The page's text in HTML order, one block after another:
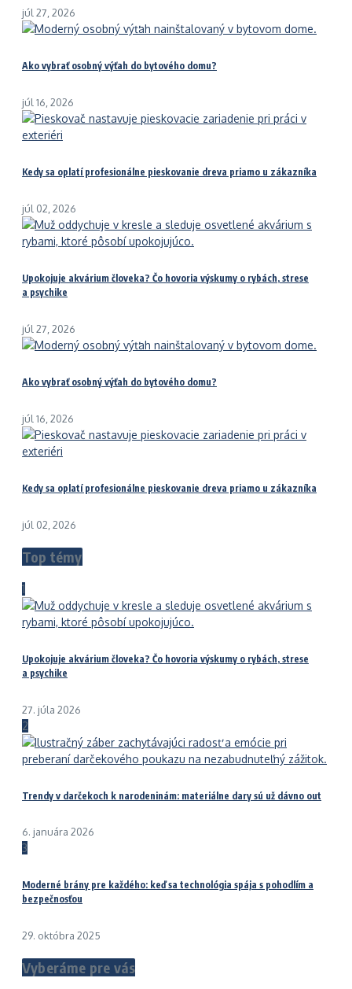
júl 27, 2026
Ako vybrať osobný výťah do bytového domu?
júl 16, 2026
Kedy sa oplatí profesionálne pieskovanie dreva priamo u zákazníka
júl 02, 2026
Upokojuje akvárium človeka? Čo hovoria výskumy o rybách, strese
a psychike
júl 27, 2026
Ako vybrať osobný výťah do bytového domu?
júl 16, 2026
Kedy sa oplatí profesionálne pieskovanie dreva priamo u zákazníka
júl 02, 2026
Top témy
1
Upokojuje akvárium človeka? Čo hovoria výskumy o rybách, strese
a psychike
27. júla 2026
2
Trendy v darčekoch k narodeninám: materiálne dary sú už dávno out
6. januára 2026
3
Moderné brány pre každého: keď sa technológia spája s pohodlím a
bezpečnosťou
29. októbra 2025
Vyberáme pre vás